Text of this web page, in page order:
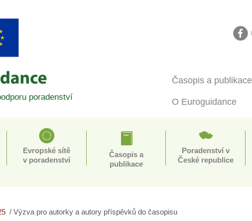
poradenství
Časopis a publikace
O Euroguidance
Evropské sítě
v poradenství
Časopis a
publikace
Poradenství v
České republice
Výzva pro autorky a autory příspěvků do časopisu